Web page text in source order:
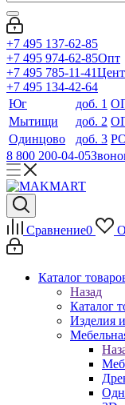
+7 495 137-62-85
+7 495 974-62-85Опт
+7 495 785-11-41
+7 495 134-42-64
Юг
доб. 1
Мытищи
доб. 2
Одинцово
доб. 3
8 800 200-04-05
Сравнение0
Каталог
Назад
Каталог
Изделия